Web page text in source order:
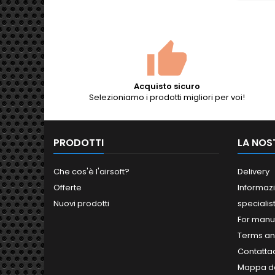
Acquisto sicuro
Selezioniamo i prodotti migliori per voi!
PRODOTTI
Che cos'è l'airsoft?
Offerte
Nuovi prodotti
LA
Delivery
For
Terms
Mappa